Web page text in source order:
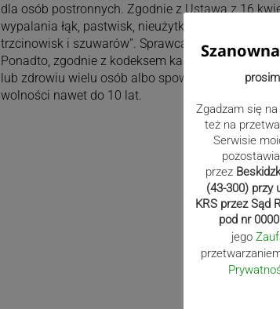
dla osób postronnych. Zgodnie z Ustawą z 16
wypalania łąk, pastwisk, nieużytków, rowów,
trzcinowisk i szuwarów”. Sprawca tego
Ponadto, zgodnie z kodeksem karnym osoba,
lub zdrowiu wielu osób albo spowoduje wysokie
wolności nawet do 10 lat.
Zgadzam się
też na
Serwisie
przez
(43-300) przy
KRS przez Sąd
pod nr
jego